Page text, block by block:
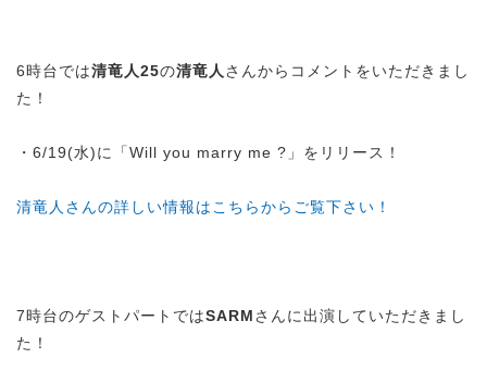
6時台では清竜人25の清竜人さんからコメントをいただきまし
た！
・6/19(水)に「Will you marry me ?」をリリース！
清竜人さんの詳しい情報はこちらからご覧下さい！
7時台のゲストパートではSARMさんに出演していただきまし
た！